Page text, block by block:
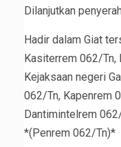
Dilanjutkan
Hadir dalam Giat
Kasiterrem 062/Tn,
Kejaksaan negeri
062/Tn, Kapenrem
Dantimintelrem
*(Penrem 062/Tn)*